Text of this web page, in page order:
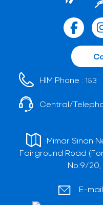
HIM Phone : 153
Central/
Mimar Sinan
Fairground Road
No:9/20,
E-